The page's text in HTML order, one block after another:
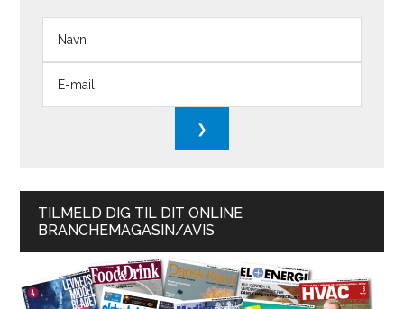
TILMELD DIG TIL DIT ONLINE
BRANCHEMAGASIN/AVIS